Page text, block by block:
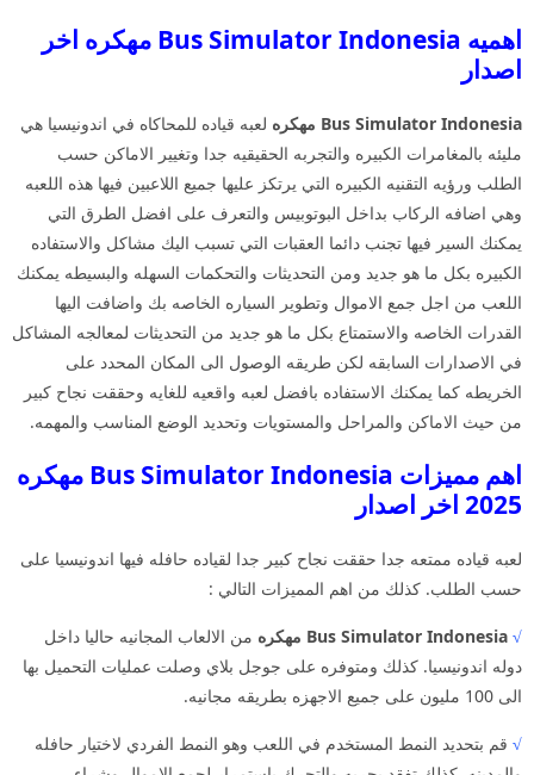
اهميه Bus Simulator Indonesia مهكره اخر
اصدار
Bus Simulator Indonesia مهكره
لعبه قياده للمحاكاه في اندونيسيا هي
مليئه بالمغامرات الكبيره والتجربه الحقيقيه جدا وتغيير الاماكن حسب
الطلب ورؤيه التقنيه الكبيره التي يرتكز عليها جميع اللاعبين فيها هذه اللعبه
وهي اضافه الركاب بداخل البوتوبيس والتعرف على افضل الطرق التي
يمكنك السير فيها تجنب دائما العقبات التي تسبب اليك مشاكل والاستفاده
الكبيره بكل ما هو جديد ومن التحديثات والتحكمات السهله والبسيطه يمكنك
اللعب من اجل جمع الاموال وتطوير السياره الخاصه بك واضافت اليها
القدرات الخاصه والاستمتاع بكل ما هو جديد من التحديثات لمعالجه المشاكل
في الاصدارات السابقه لكن طريقه الوصول الى المكان المحدد على
الخريطه كما يمكنك الاستفاده بافضل لعبه واقعيه للغايه وحققت نجاح كبير
من حيث الاماكن والمراحل والمستويات وتحديد الوضع المناسب والمهمه.
اهم مميزات Bus Simulator Indonesia مهكره
2025 اخر اصدار
لعبه قياده ممتعه جدا حققت نجاح كبير جدا لقياده حافله فيها اندونيسيا على
حسب الطلب. كذلك من اهم المميزات التالي :
√ Bus Simulator Indonesia مهكره
من الالعاب المجانيه حاليا داخل
دوله اندونيسيا. كذلك ومتوفره على جوجل بلاي وصلت عمليات التحميل بها
الى 100 مليون على جميع الاجهزه بطريقه مجانيه.
√ قم بتحديد النمط المستخدم في اللعب وهو النمط الفردي لاختيار حافله